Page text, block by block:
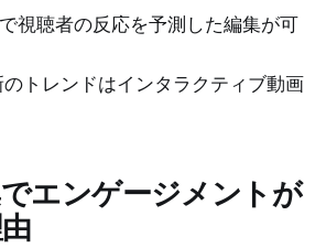
視聴者の反応を予測した編集が可
トレンドはインタラクティブ動画
エンゲージメントが